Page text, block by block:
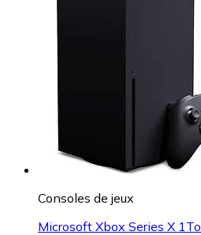
Consoles de jeux
Microsoft Xbox Series X 1To